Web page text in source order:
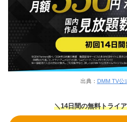
出典： DMM TV公
＼14日間の無料トライ